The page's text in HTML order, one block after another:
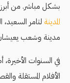
بشكل مباشر. من
المدينة لتامر
مدينة وشعب يعيشان
في السنوات
الأفلام المستقلة